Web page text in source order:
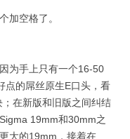
加空格了。
为手上只有一个16-50
点的屌丝原生E口头，看
在新版和旧版之间纠结
19mm和30mm之
大的19mm，接着在